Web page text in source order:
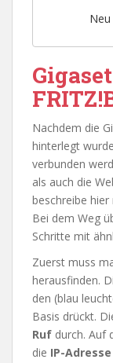
Nachdem die
hinterlegt
verbunden
als auch die
beschreibe
Bei dem Weg
Schritte mit
Zuerst muss
herausfinden.
den (blau
Basis drückt.
Ruf durch. Auf
die IP-Adresse